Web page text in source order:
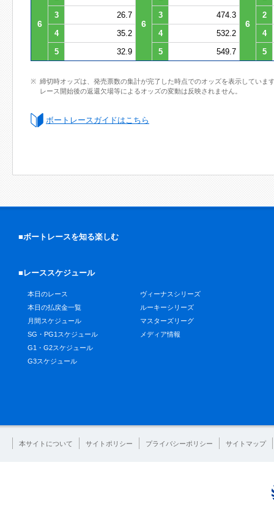
6 6 6
3
26.7 3 474.3
2
4
35.2 4 532.2
4
5
32.9 5 549.7 5
締切時オッズは、発売票数の集計が完了した時点でのオッズを表示していま
レース開始後の返還欠場等によるオッズの変動は反映されません。
ボートレースガイドはこちら
■ボートレースを知る楽しむ
■レーススケジュール
本日のレース
本日の払戻金一覧
月間スケジュール
SG・PG1スケジュール
G1・G2スケジュール
G3スケジュール
ヴィーナスシリーズ
ルーキーシリーズ
マスターズリーグ
メディア情報
本サイトについて サイトポリシー プライバシーポリシー サイトマップ